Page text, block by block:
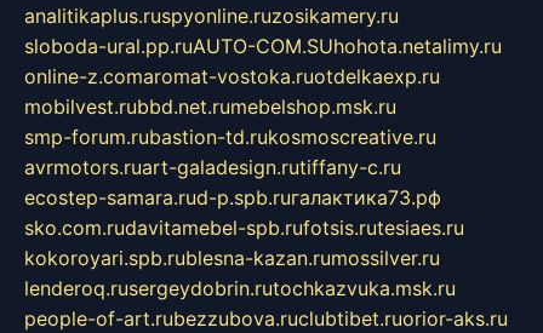
analitikaplus.ruspyonline.ruzosikamery.ru
sloboda-ural.pp.ruAUTO-COM.SUhohota.netalimy.ru
online-z.comaromat-vostoka.ruotdelkaexp.ru
mobilvest.rubbd.net.rumebelshop.msk.ru
smp-forum.rubastion-td.rukosmoscreative.ru
avrmotors.ruart-galadesign.rutiffany-c.ru
ecostep-samara.rud-p.spb.ruгалактика73.рф
sko.com.rudavitamebel-spb.rufotsis.rutesiaes.ru
kokoroyari.spb.rublesna-kazan.rumossilver.ru
lenderoq.rusergeydobrin.rutochkazvuka.msk.ru
people-of-art.rubezzubova.ruclubtibet.ruorior-aks.ru